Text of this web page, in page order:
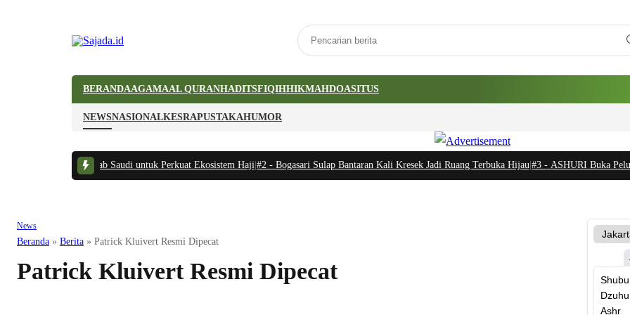
BERANDAAGAMAAL QURANHADITSFIQIHHIKMAHDOASITUS
NEWSNASIONALKESRAPUSTAKAHUMOR
Indonesia-Arab Saudi untuk Perkuat Ekosistem Haji|#2 -Bogasari Sulap Bantaran Kali Kresek Jadi Ruang Terbuka Hijau|#3 -ASHURI Buka
News
Beranda » Berita » Patrick Kluivert Resmi Dipecat
Patrick Kluivert Resmi Dipecat